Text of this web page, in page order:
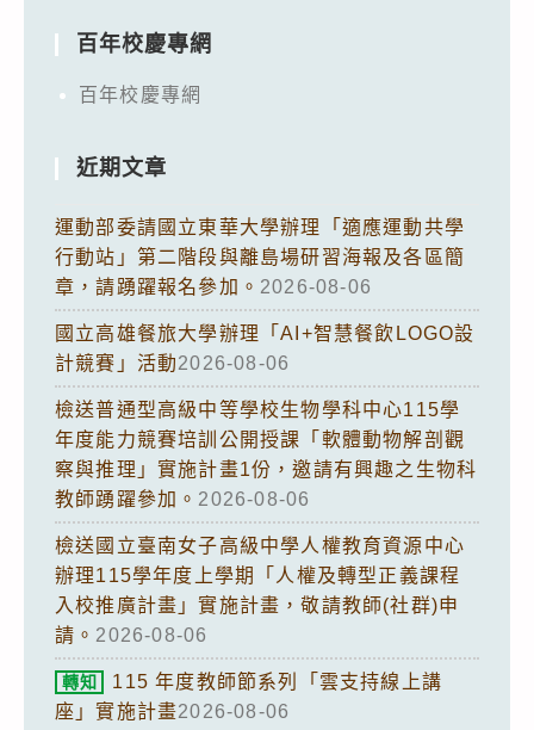
百年校慶專網
百年校慶專網
近期文章
運動部委請國立東華大學辦理「適應運動共學
行動站」第二階段與離島場研習海報及各區簡
章，請踴躍報名參加。 2026-08-06
國立高雄餐旅大學辦理「AI+智慧餐飲LOGO設
計競賽」活動2026-08-06
檢送普通型高級中等學校生物學科中心115學
年度能力競賽培訓公開授課「軟體動物解剖觀
察與推理」實施計畫1份，邀請有興趣之生物科
教師踴躍參加。 2026-08-06
檢送國立臺南女子高級中學人權教育資源中心
辦理115學年度上學期「人權及轉型正義課程
入校推廣計畫」實施計畫，敬請教師(社群)申
請。 2026-08-06
轉知
115 年度教師節系列「雲支持線上講
座」實施計畫2026-08-06